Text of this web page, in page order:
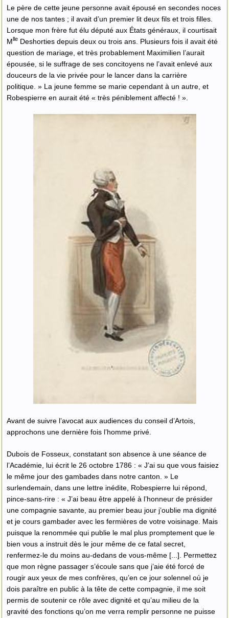
Le père de cette jeune personne avait épousé en secondes noces
une de nos tantes ; il avait d’un premier lit deux fils et trois filles.
Lorsque mon frère fut élu député aux États généraux, il courtisait
M lleDeshorties depuis deux ou trois ans. Plusieurs fois il avait été
question de mariage, et très probablement Maximilien l’aurait
épousée, si le suffrage de ses concitoyens ne l’avait enlevé aux
douceurs de la vie privée pour le lancer dans la carrière
politique. » La jeune femme se marie cependant à un autre, et
Robespierre en aurait été « très péniblement affecté ! ».
Avant de suivre l’avocat aux audiences du conseil d’Artois,
approchons une dernière fois l’homme privé.
Dubois de Fosseux, constatant son absence à une séance de
l’Académie, lui écrit le 26 octobre 1786 : « J’ai su que vous faisiez
le même jour des gambades dans notre canton. » Le
surlendemain, dans une lettre inédite, Robespierre lui répond,
pince-sans-rire : « J’ai beau être appelé à l’honneur de présider
une compagnie savante, au premier beau jour j’oublie ma dignité
et je cours gambader avec les fermières de votre voisinage. Mais
puisque la renommée qui publie le mal plus promptement que le
bien vous a instruit dès le jour même de ce fatal secret,
renfermez-le du moins au-dedans de vous-même [...]. Permettez
que mon règne passager s’écoule sans que j’aie été forcé de
rougir aux yeux de mes confrères, qu’en ce jour solennel où je
dois paraître en public à la tête de cette compagnie, il me soit
permis de soutenir ce rôle avec dignité et qu’au milieu de la
gravité des fonctions qu’on me verra remplir personne ne puisse